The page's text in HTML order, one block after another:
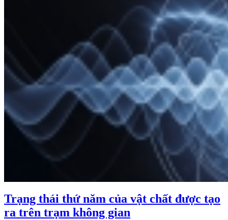
Trạng thái thứ năm của vật chất được tạo
ra trên trạm không gian